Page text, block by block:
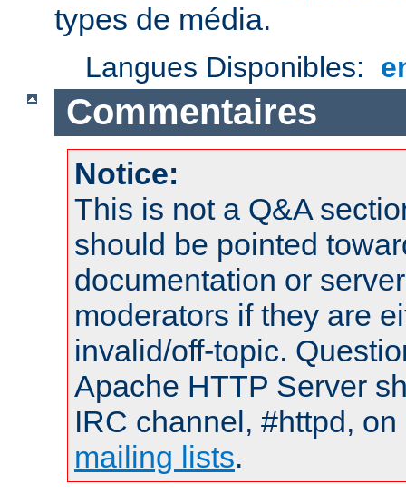
types de média.
Langues Disponibles:
Commentaires
Notice:
This is not a Q&A
should be pointed
documentation or
moderators if they are
invalid/off-topic.
Apache HTTP Server
IRC channel, #httpd,
mailing lists.